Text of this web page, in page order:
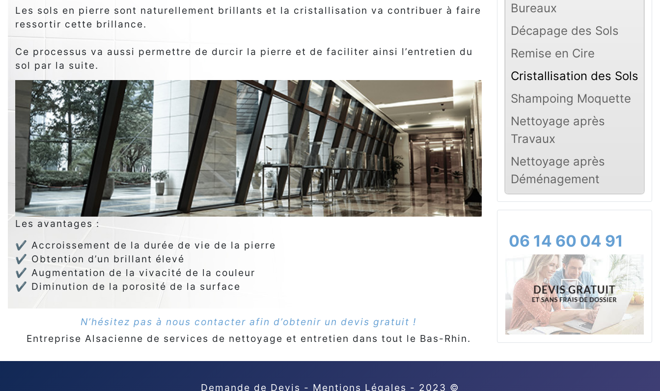
Les sols en pierre sont naturellement brillants et la cristallisation va contribuer à faire
ressortir cette brillance.
Ce processus va aussi permettre de durcir la pierre et de faciliter ainsi l’entretien du
sol par la suite.
Les avantages :
✔ Accroissement de la durée de vie de la pierre
✔ Obtention d’un brillant élevé
✔ Augmentation de la vivacité de la couleur
✔ Diminution de la porosité de la surface
N’hésitez pas à nous contacter afin d’obtenir un devis gratuit !
Entreprise Alsacienne de services de nettoyage et entretien dans tout le Bas-Rhin.
Bureaux
Décapage des Sols
Remise en Cire
Cristallisation des Sols
Shampoing Moquette
Nettoyage après
Travaux
Nettoyage après
Déménagement
06 14 60 04 91
Demande de Devis - Mentions Légales - 2023 ©